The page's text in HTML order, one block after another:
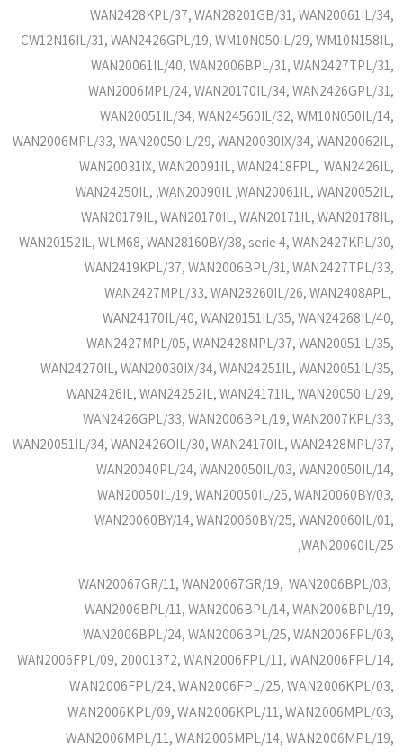
WAN2428KPL/37, WAN28201GB/31, WAN20061IL/34,
CW12N16IL/31, WAN2426GPL/19, WM10N050IL/29, WM10N158IL,
WAN20061IL/40, WAN2006BPL/31, WAN2427TPL/31,
WAN2006MPL/24, WAN20170IL/34, WAN2426GPL/31,
WAN20051IL/34, WAN24560IL/32, WM10N050IL/14,
WAN2006MPL/33, WAN20050IL/29, WAN20030IX/34, WAN20062IL,
WAN20031IX, WAN20091IL, WAN2418FPL, WAN2426IL,
WAN24250IL, ,WAN20090IL ,WAN20061IL, WAN20052IL,
WAN20179IL, WAN20170IL, WAN20171IL, WAN20178IL,
WAN20152IL, WLM68, WAN28160BY/38, serie 4, WAN2427KPL/30,
WAN2419KPL/37, WAN2006BPL/31, WAN2427TPL/33,
WAN2427MPL/33, WAN28260IL/26, WAN2408APL,
WAN24170IL/40, WAN20151IL/35, WAN24268IL/40,
WAN2427MPL/05, WAN2428MPL/37, WAN20051IL/35,
WAN24270IL, WAN20030IX/34, WAN24251IL, WAN20051IL/35,
WAN2426IL, WAN24252IL, WAN24171IL, WAN20050IL/29,
WAN2426GPL/33, WAN2006BPL/19, WAN2007KPL/33,
WAN20051IL/34, WAN2426OIL/30, WAN24170IL, WAN2428MPL/37,
WAN20040PL/24, WAN20050IL/03, WAN20050IL/14,
WAN20050IL/19, WAN20050IL/25, WAN20060BY/03,
WAN20060BY/14, WAN20060BY/25, WAN20060IL/01,
WAN20060IL/25,
WAN20067GR/11, WAN20067GR/19, WAN2006BPL/03,
WAN2006BPL/11, WAN2006BPL/14, WAN2006BPL/19,
WAN2006BPL/24, WAN2006BPL/25, WAN2006FPL/03,
WAN2006FPL/09, 20001372, WAN2006FPL/11, WAN2006FPL/14,
WAN2006FPL/24, WAN2006FPL/25, WAN2006KPL/03,
WAN2006KPL/09, WAN2006KPL/11, WAN2006MPL/03,
WAN2006MPL/11, WAN2006MPL/14, WAN2006MPL/19,